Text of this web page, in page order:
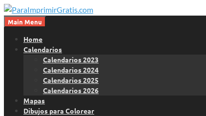
Skip
to
ParaImprimirGratis.com
Para Imprimir Gratis
Main Menu
Home
Calendarios
Calendarios 2023
Calendarios 2024
Calendarios 2025
Calendarios 2026
Mapas
Dibujos para Colorear